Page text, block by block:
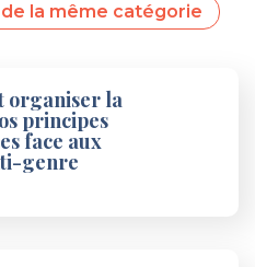
la même catégorie
organiser la
principes
face aux
genre